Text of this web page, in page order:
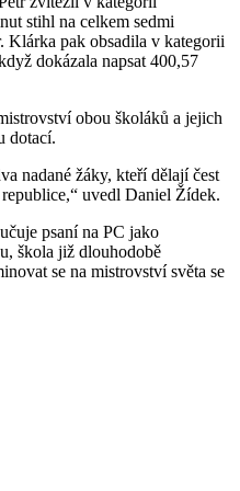
stihl na celkem sedmi
Klárka pak obsadila v kategorii
dokázala napsat 400,57
obou školáků a jejich
dotací.
nadané žáky, kteří dělají čest
uvedl Daniel Žídek.
psaní na PC jako
škola již dlouhodobě
se na mistrovství světa se